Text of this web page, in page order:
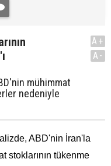
mühimmat
nedeniyle
A+
A-
ABD'nin İran'la
stoklarının tükenme